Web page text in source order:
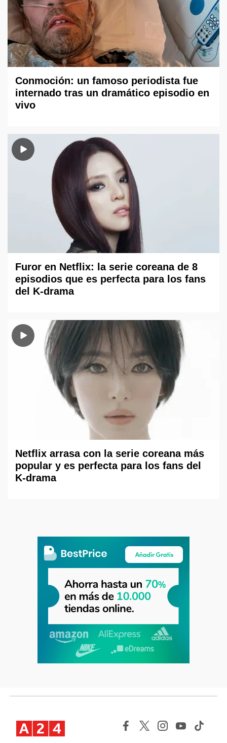
Conmoción: un famoso periodista fue
internado tras un dramático episodio en
vivo
Furor en Netflix: la serie coreana de 8
episodios que es perfecta para los fans
del K-drama
Netflix arrasa con la serie coreana más
popular y es perfecta para los fans del
K-drama